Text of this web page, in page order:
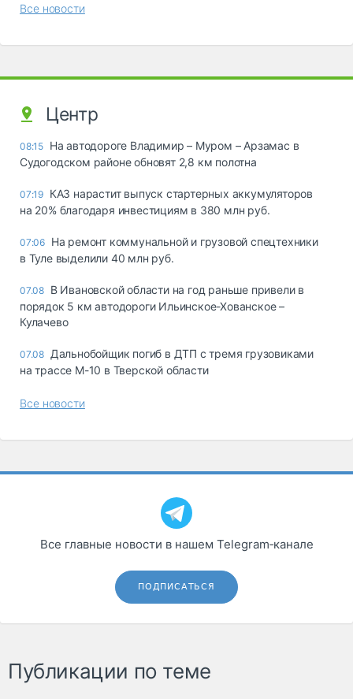
Все новости
Центр
08:15 На автодороге Владимир – Муром – Арзамас в
Судогодском районе обновят 2,8 км полотна
07:19 КАЗ нарастит выпуск стартерных аккумуляторов
на 20% благодаря инвестициям в 380 млн руб.
07:06 На ремонт коммунальной и грузовой спецтехники
в Туле выделили 40 млн руб.
07.08 В Ивановской области на год раньше привели в
порядок 5 км автодороги Ильинское-Хованское –
Кулачево
07.08 Дальнобойщик погиб в ДТП с тремя грузовиками
на трассе М-10 в Тверской области
Все новости
Все главные новости в нашем Telegram‑канале
ПОДПИСАТЬСЯ
Публикации по теме